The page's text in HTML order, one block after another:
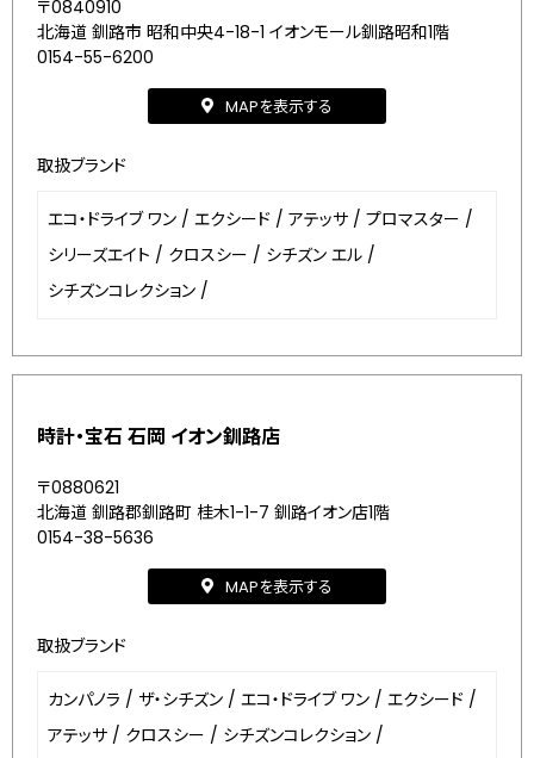
〒0840910
北海道 釧路市 昭和中央4-18-1 イオンモール釧路昭和1階
0154-55-6200
MAPを表示する
取扱ブランド
エコ・ドライブ ワン / エクシード / アテッサ / プロマスター /
シリーズエイト / クロスシー / シチズン エル /
シチズンコレクション /
時計・宝石 石岡 イオン釧路店
〒0880621
北海道 釧路郡釧路町 桂木1-1-7 釧路イオン店1階
0154-38-5636
MAPを表示する
取扱ブランド
カンパノラ / ザ・シチズン / エコ・ドライブ ワン / エクシード /
アテッサ / クロスシー / シチズンコレクション /